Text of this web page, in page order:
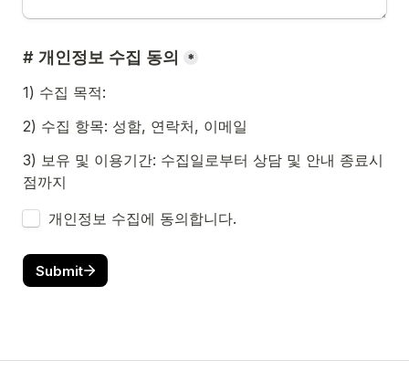
# 개인정보 수집 동의 *
1) 수집 목적:
2) 수집 항목: 성함, 연락처, 이메일
3) 보유 및 이용기간: 수집일로부터 상담 및 안내 종료시
점까지
개인정보 수집에 동의합니다.
Submit